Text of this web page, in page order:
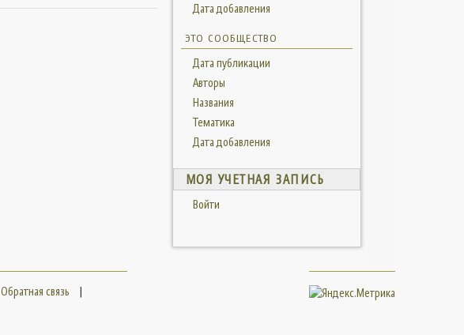
Дата добавления
ЭТО СООБЩЕСТВО
Дата публикации
Авторы
Названия
Тематика
Дата добавления
МОЯ УЧЕТНАЯ ЗАПИСЬ
Войти
Обратная связь
|